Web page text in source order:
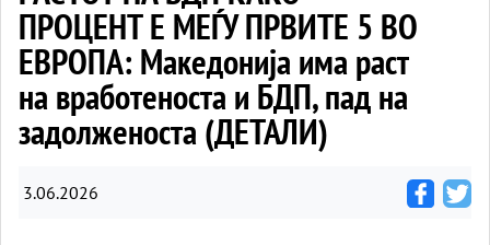
ПРОЦЕНТ Е МЕЃУ ПРВИТЕ 5 ВО
ЕВРОПА: Македонија има раст
на вработеноста и БДП, пад на
задолженоста (ДЕТАЛИ)
3.06.2026